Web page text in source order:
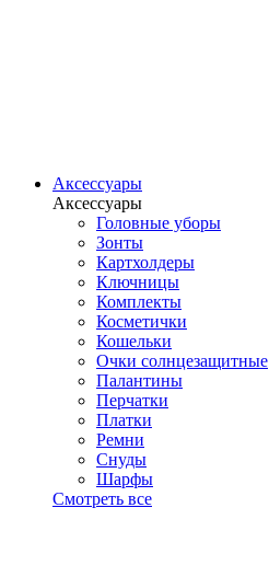
Аксессуары
Аксессуары
Головные уборы
Зонты
Картхолдеры
Ключницы
Комплекты
Косметички
Кошельки
Очки солнцезащитные
Палантины
Перчатки
Платки
Ремни
Снуды
Шарфы
Смотреть все